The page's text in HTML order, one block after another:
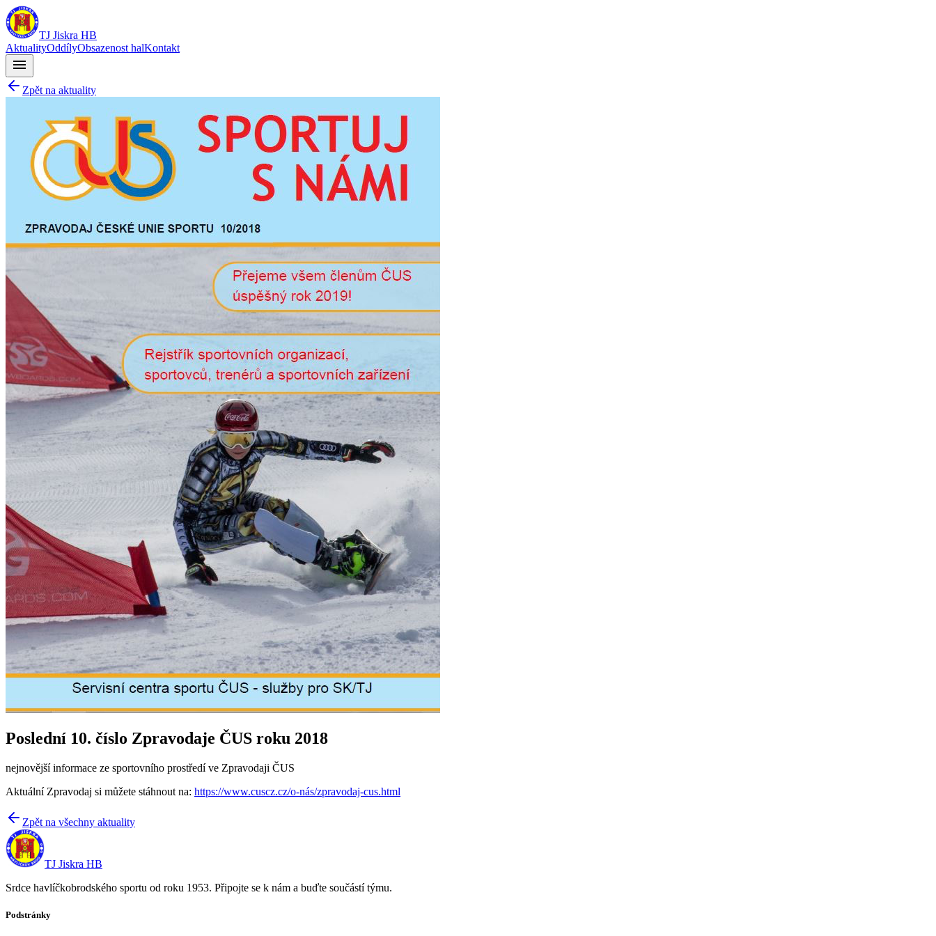
TJ Jiskra HB
AktualityOddílyObsazenost halKontakt
menu
Zpět na aktuality
Poslední 10. číslo Zpravodaje ČUS roku 2018
nejnovější informace ze sportovního prostředí ve Zpravodaji ČUS
Aktuální Zpravodaj si můžete stáhnout na: https://www.cuscz.cz/o-nás/zpravodaj-cus.html
Zpět na všechny aktuality
TJ Jiskra HB
Srdce havlíčkobrodského sportu od roku 1953. Připojte se k nám a buďte součástí týmu.
Podstránky